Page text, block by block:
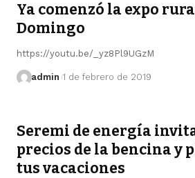
Ya comenzó la expo
Domingo
https://youtu.be/_yz8Pl9UGzM
admin 1 de febrero de 2019
Seremi de energía
precios de la bencina y
tus vacaciones